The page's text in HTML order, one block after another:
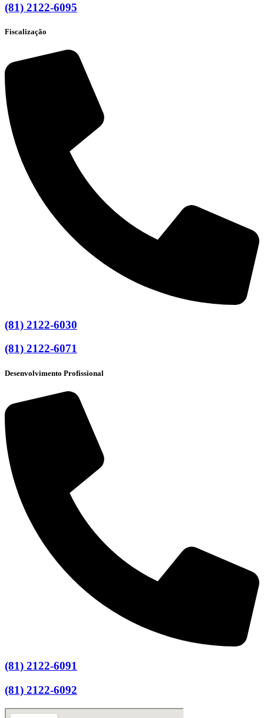
(81) 2122-6095
Fiscalização
(81) 2122-6030
(81) 2122-6071
Desenvolvimento Profissional
(81) 2122-6091
(81) 2122-6092